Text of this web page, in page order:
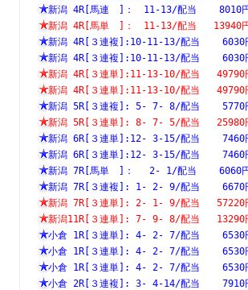
新潟 4R[馬連　]：　11-13/
新潟 4R[馬単　]：　11-13/
新潟 4R[３連複]:10-11-13/配
新潟 4R[３連複]:10-11-13/
新潟 4R[３連単]:11-13-10/配
新潟 4R[３連単]:11-13-10/配
新潟 5R[３連複]: 5- 7- 8/配当
新潟 5R[３連単]: 8- 7- 5/配当
新潟 6R[３連単]:12- 3-15/配
新潟 6R[３連単]:12- 3-15/配当
新潟 7R[馬単　]：　 2- 1/配
新潟 7R[３連複]: 1- 2- 9/配
新潟 7R[３連単]: 2- 1- 9/配
新潟11R[３連単]: 7- 9- 8/配当   13290
小倉 1R[３連単]: 4- 2- 7/配当
小倉 1R[３連単]: 4- 2- 7/配当
小倉 1R[３連単]: 4- 2- 7/配当
小倉 2R[３連複]: 3- 4-14/配当